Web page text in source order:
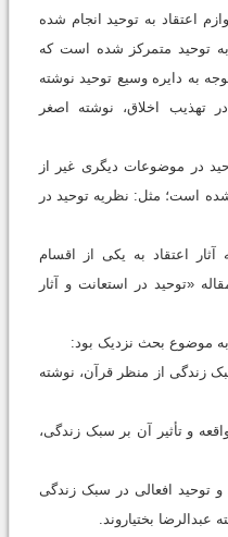
اعتقاد به توحید انجام شده
به توحید متمرکز شده‌ است که
به دایره وسیع توحید نوشته
اخلاق، نوشته اصغر
در موضوعات دیگری غیر از
است؛ مثل: نظریه توحید در
اعتقاد به یکی از اقسام
«توحید در استعانت و آثار
به موضوع بحث نزدیک بود:
زندگی از منظر قرآن، نوشته
و تأثیر آن بر سبک زندگی،
و توحید افعالی در سبک زندگی
عبدالرضا بختیاروند.